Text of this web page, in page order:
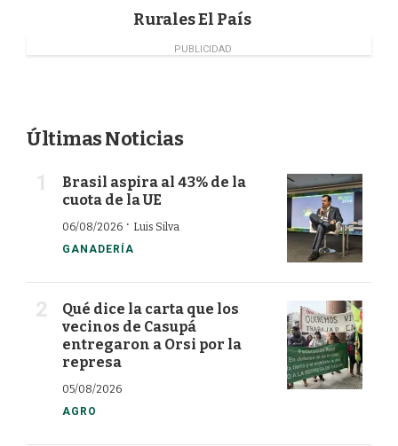
Rurales El País
PUBLICIDAD
Últimas Noticias
Brasil aspira al 43% de la
cuota de la UE
06/08/2026 · Luis Silva
GANADERÍA
Qué dice la carta que los
vecinos de Casupá
entregaron a Orsi por la
represa
05/08/2026
AGRO